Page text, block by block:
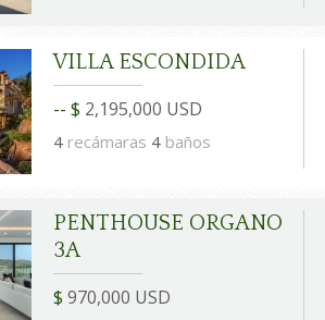
VILLA ESCONDIDA
-- $ 2,195,000 USD
4 recámaras 4 baños
PENTHOUSE ORGANO
3A
$ 970,000 USD